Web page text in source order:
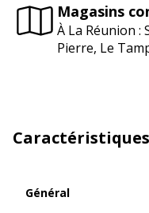
Magasins
À La Réunion :
Pierre, Le
Caractéristiques
Général